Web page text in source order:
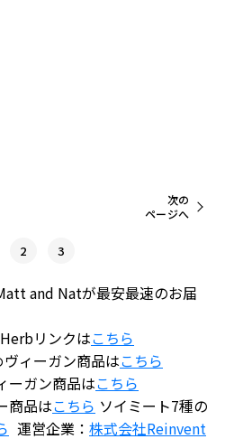
2 3
次の
ページへ
and Natが最安最速のお届
リンクはこちら
ィーガン商品はこちら
ーガン商品はこちら
商品はこちら ソイミート7種の
運営企業： 株式会社Reinvent